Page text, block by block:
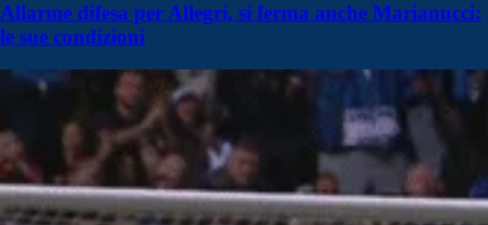
Allarme difesa per Allegri, si ferma anche Marianucci:
le sue condizioni